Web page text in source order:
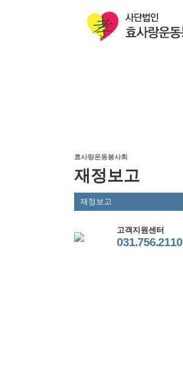
효사랑운동봉사회
재정보고
재정보고
고객지원센터
031.756.2110